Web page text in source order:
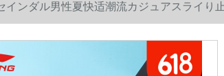
インダル男性夏快适潮流カジュアスライり